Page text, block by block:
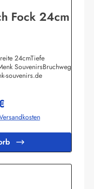
Fock 24cm
24cmTiefe
SouvenirsBruchweg
souvenirs.de